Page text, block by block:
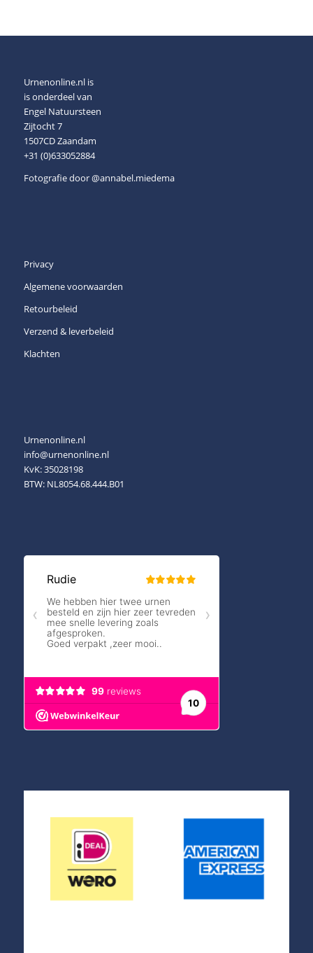
Urnenonline.nl is
is onderdeel van
Engel Natuursteen
Zijtocht 7
1507CD Zaandam
+31 (0)633052884
Fotografie door@annabel.miedema
Privacy
Algemene voorwaarden
Retourbeleid
Verzend & leverbeleid
Klachten
Urnenonline.nl
info@urnenonline.nl
KvK: 35028198
BTW: NL8054.68.444.B01